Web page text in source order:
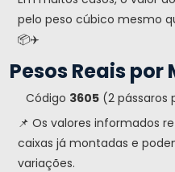
pelo peso cúbico mesmo
📦✈️
Pesos Reais por
Código 3605 (2 pássaros
📌 Os valores informados
caixas já montadas e
variações.